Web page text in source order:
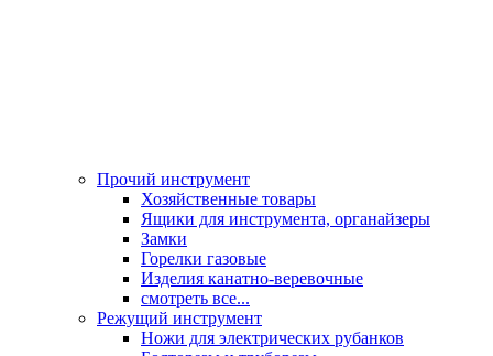
Прочий инструмент
Хозяйственные товары
Ящики для инструмента, органайзеры
Замки
Горелки газовые
Изделия канатно-веревочные
смотреть все...
Режущий инструмент
Ножи для электрических рубанков